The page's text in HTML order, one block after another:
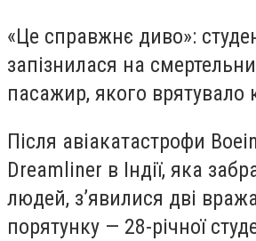
«Це справжнє диво»:
запізнилася на
пасажир, якого врятувало
Після авіакатастрофи
Dreamliner в Індії, яка
людей, з’явилися дві
порятунку — 28-річної